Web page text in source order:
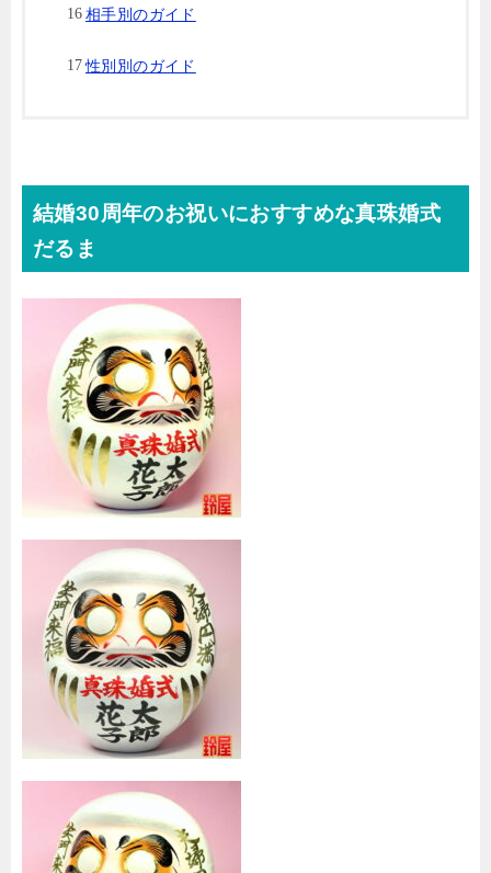
相手別のガイド
性別別のガイド
結婚30周年のお祝いにおすすめな真珠婚式
だるま